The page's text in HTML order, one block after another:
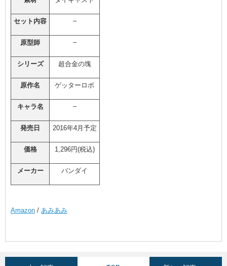
セット内容 –
原型師 –
シリーズ 超合金の塊
原作名 ゲッターロボ
キャラ名 –
発売日 2016年4月予定
価格 1,296円(税込)
メーカー バンダイ
Amazon / あみあみ